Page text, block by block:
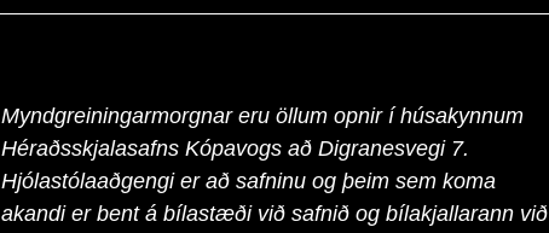
Myndgreiningarmorgnar eru öllum opnir í húsakynnum
Héraðsskjalasafns Kópavogs að Digranesvegi 7.
Hjólastólaaðgengi er að safninu og þeim sem koma
akandi er bent á bílastæði við safnið og bílakjallarann við